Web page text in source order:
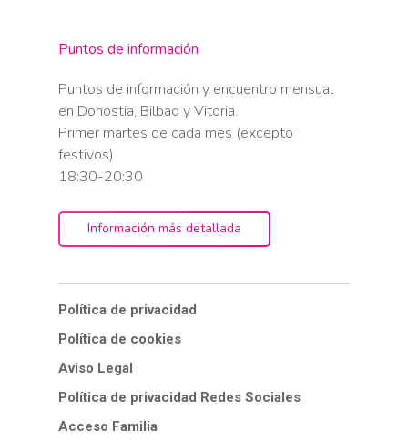
Puntos de información
Puntos de información y encuentro mensual
en Donostia, Bilbao y Vitoria.
Primer martes de cada mes (excepto
festivos)
18:30-20:30
Información más detallada
Política de privacidad
Política de cookies
Aviso Legal
Política de privacidad Redes Sociales
Acceso Familia